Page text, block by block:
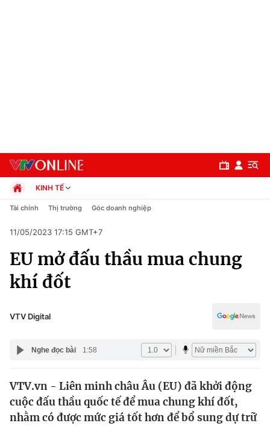
Chuyên mục
Chính trị
Pháp luật
Thế giới
KINH TẾ
Chính trị
Pháp luật
Kinh tế
Thể thao
Truyền hình
Y tế
Công nghệ
Tài chính Thị trường Góc doanh nghiệp
11/05/2023 17:15 GMT+7
EU mở đấu thầu mua chung
khí đốt
VTV Digital
Nghe đọc bài 1:58
VTV.vn - Liên minh châu Âu (EU) đã khởi động
cuộc đấu thầu quốc tế để mua chung khí đốt,
nhằm có được mức giá tốt hơn để bổ sung dự trữ